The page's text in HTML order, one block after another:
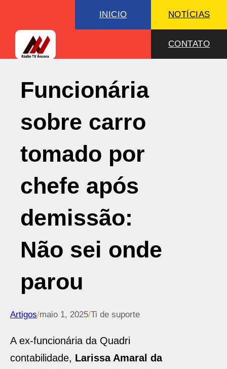
INICIO NOTÍCIAS
CONTATO
Funcionária
sobre carro
tomado por
chefe após
demissão:
Não sei onde
parou
Artigos/maio 1, 2025/Ti de suporte
A ex-funcionária da Quadri
contabilidade, Larissa Amaral da